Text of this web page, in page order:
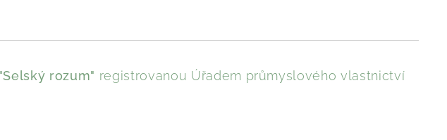
"Selský rozum" registrovanou Úřadem průmyslového vlastnictví